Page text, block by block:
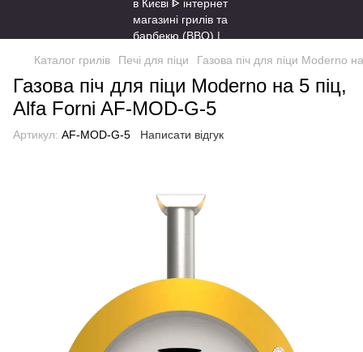
Каталог грилів Печі для піци Газова піч для піци Moderno
Газова піч для піци Moderno на 5 піц,
Alfa Forni AF-MOD-G-5
Артикул: AF-MOD-G-5 Написати відгук